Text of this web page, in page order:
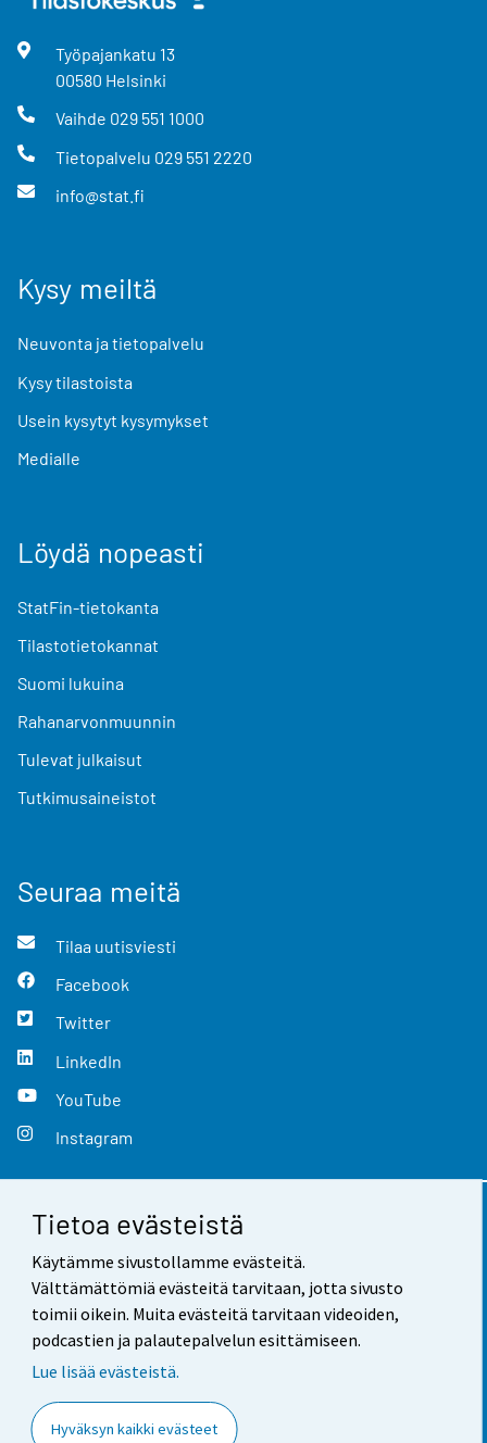
Tietoa evästeistä
Käytämme sivustollamme evästeitä.
Välttämättömiä evästeitä tarvitaan, jotta sivusto
toimii oikein. Muita evästeitä tarvitaan videoiden,
podcastien ja palautepalvelun esittämiseen.
Lue lisää evästeistä.
Hyväksyn kaikki evästeet
Työpajankatu 13
00580 Helsinki
Vaihde 029 551 1000
Tietopalvelu 029 551 2220
info@stat.fi
Kysy meiltä
Neuvonta ja tietopalvelu
Kysy tilastoista
Usein kysytyt kysymykset
Medialle
Löydä nopeasti
StatFin-tietokanta
Tilastotietokannat
Suomi lukuina
Rahanarvonmuunnin
Tulevat julkaisut
Tutkimusaineistot
Seuraa meitä
Tilaa uutisviesti
Facebook
Twitter
LinkedIn
YouTube
Instagram
Yhteystiedot
Palaute
Käyttöehdot
Saavutettavuus